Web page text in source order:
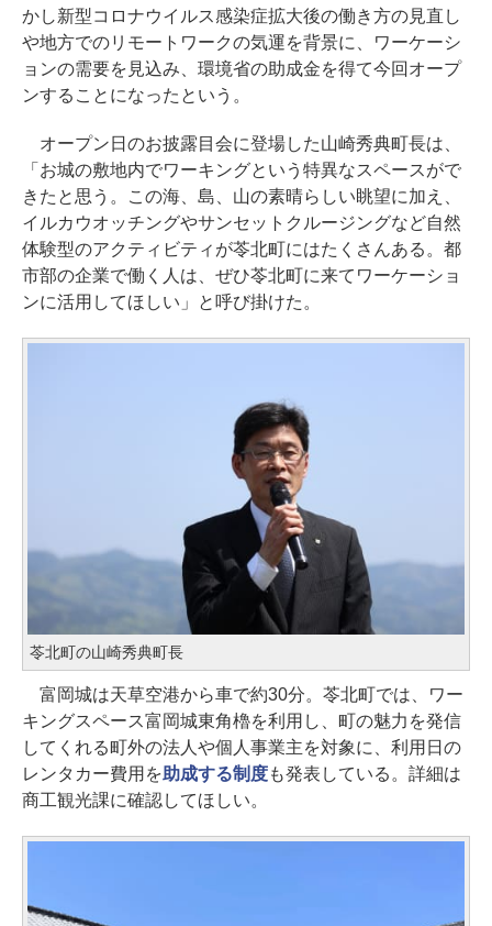
かし新型コロナウイルス感染症拡大後の働き方の見直し
や地方でのリモートワークの気運を背景に、ワーケーシ
ョンの需要を見込み、環境省の助成金を得て今回オープ
ンすることになったという。
オープン日のお披露目会に登場した山崎秀典町長は、
「お城の敷地内でワーキングという特異なスペースがで
きたと思う。この海、島、山の素晴らしい眺望に加え、
イルカウオッチングやサンセットクルージングなど自然
体験型のアクティビティが苓北町にはたくさんある。都
市部の企業で働く人は、ぜひ苓北町に来てワーケーショ
ンに活用してほしい」と呼び掛けた。
苓北町の山崎秀典町長
富岡城は天草空港から車で約30分。苓北町では、ワー
キングスペース富岡城東角櫓を利用し、町の魅力を発信
してくれる町外の法人や個人事業主を対象に、利用日の
レンタカー費用を助成する制度も発表している。詳細は
商工観光課に確認してほしい。